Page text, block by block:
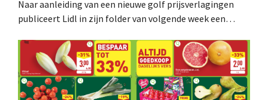
Naar aanleiding van een nieuwe golf prijsverlagingen
publiceert Lidl in zijn folder van volgende week een
Heijn, Delhaize en Carrefour. Die zijn niet te spreken over
deze nieuwe zet in de supermarktoorlog. .